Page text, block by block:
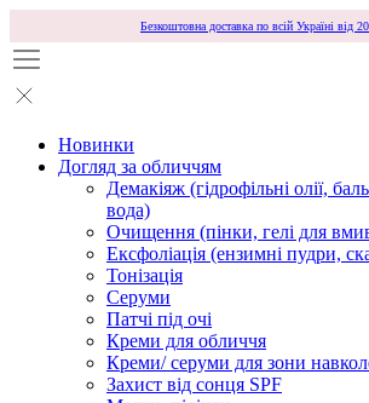
Безкоштовна доставка по всій Україні від
Новинки
Догляд за обличчям
Демакіяж (гідрофільні олії,
вода)
Очищення (пінки, гелі для
Ексфоліація (ензимні пудри,
Тонізація
Серуми
Патчі під очі
Креми для обличчя
Креми/ серуми для зони
Захист від сонця SPF